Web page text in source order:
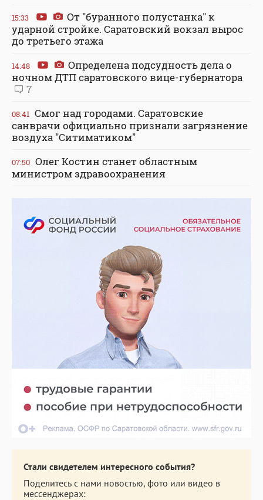
15:33
От "буранного полустанка" к
ударной стройке. Саратовский вокзал вырос
до третьего этажа
14:48
Определена подсудность дела о
ночном ДТП саратовского вице-губернатора
7
08:41 Смог над городами. Саратовские
санврачи официально признали загрязнение
воздуха "Ситиматиком"
07:50 Олег Костин станет областным
министром здравоохранения
Стали свидетелем интересного события?
Поделитесь с нами новостью, фото или видео в
мессенджерах: